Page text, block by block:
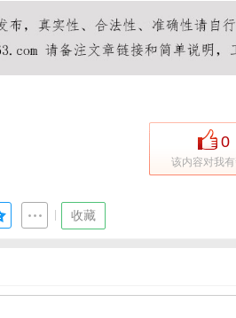
0
该内容对我
收藏